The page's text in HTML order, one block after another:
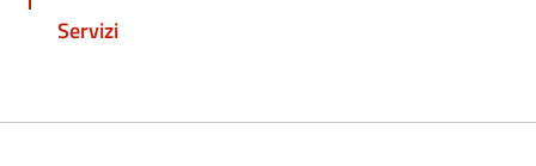
Servizi